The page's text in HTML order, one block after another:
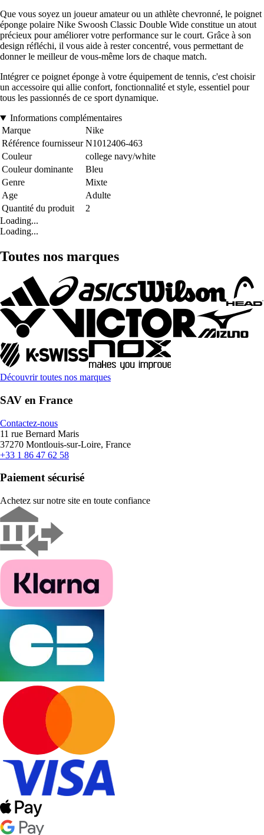
Que vous soyez un joueur amateur ou un athlète chevronné, le poignet
éponge polaire Nike Swoosh Classic Double Wide constitue un atout
précieux pour améliorer votre performance sur le court. Grâce à son
design réfléchi, il vous aide à rester concentré, vous permettant de
donner le meilleur de vous-même lors de chaque match.
Intégrer ce poignet éponge à votre équipement de tennis, c'est choisir
un accessoire qui allie confort, fonctionnalité et style, essentiel pour
tous les passionnés de ce sport dynamique.
Informations complémentaires
Marque
Nike
Référence fournisseur N1012406-463
Couleur
college navy/white
Couleur dominante
Bleu
Genre
Mixte
Age
Adulte
Quantité du produit
2
Loading...
Loading...
Toutes nos marques
Découvrir toutes nos marques
SAV en France
Contactez-nous
11 rue Bernard Maris
37270 Montlouis-sur-Loire, France
+33 1 86 47 62 58
Paiement sécurisé
Achetez sur notre site en toute confiance